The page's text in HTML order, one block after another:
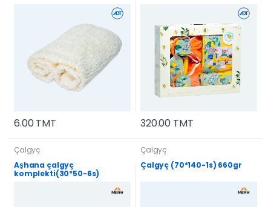
6.00 TMT 320.00 TMT
Çalgyç
Aşhana çalgyç
komplekti(30*50-6s)
Çalgyç
Çalgyç (70*140-1s) 660gr